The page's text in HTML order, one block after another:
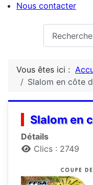
Nous contacter
Vous êtes ici :
Slalom en côte
Slalom en
Détails
Clics : 2749